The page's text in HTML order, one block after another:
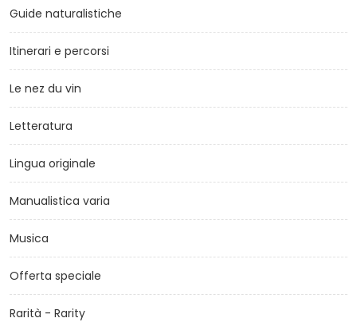
Guide naturalistiche
Itinerari e percorsi
Le nez du vin
Letteratura
Lingua originale
Manualistica varia
Musica
Offerta speciale
Rarità - Rarity